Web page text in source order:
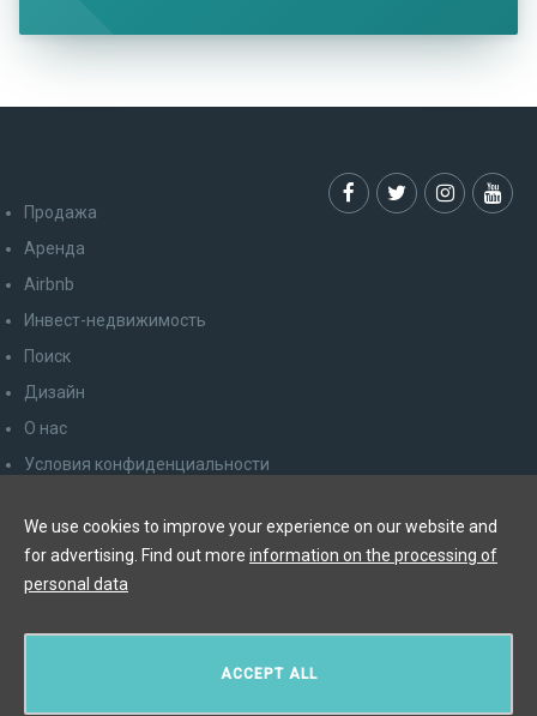
Продажа
Аренда
Airbnb
Инвест-недвижимость
Поиск
Дизайн
О нас
Условия конфиденциальности
Отказаться от рассылки
ACCEPT ALL
We use cookies to improve your experience on our website and
for advertising. Find out more information on the processing of
personal data